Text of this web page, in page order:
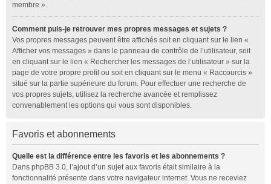
membre ».
Comment puis-je retrouver mes propres messages et sujets ?
Vos propres messages peuvent être affichés soit en cliquant sur le lien «
Afficher vos messages » dans le panneau de contrôle de l’utilisateur, soit
en cliquant sur le lien « Rechercher les messages de l’utilisateur » sur la
page de votre propre profil ou soit en cliquant sur le menu « Raccourcis »
situé sur la partie supérieure du forum. Pour effectuer une recherche de
vos propres sujets, utilisez la recherche avancée et remplissez
convenablement les options qui vous sont disponibles.
Favoris et abonnements
Quelle est la différence entre les favoris et les abonnements ?
Dans phpBB 3.0, l’ajout d’un sujet aux favoris était similaire à la
fonctionnalité présente dans votre navigateur internet. Vous ne receviez